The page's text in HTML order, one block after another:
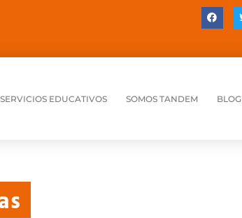
SERVICIOS EDUCATIVOS SOMOS TANDEM BLOG